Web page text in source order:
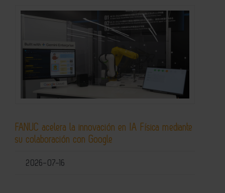
FANUC acelera la innovación en IA Física mediante
su colaboración con Google
2026-07-16